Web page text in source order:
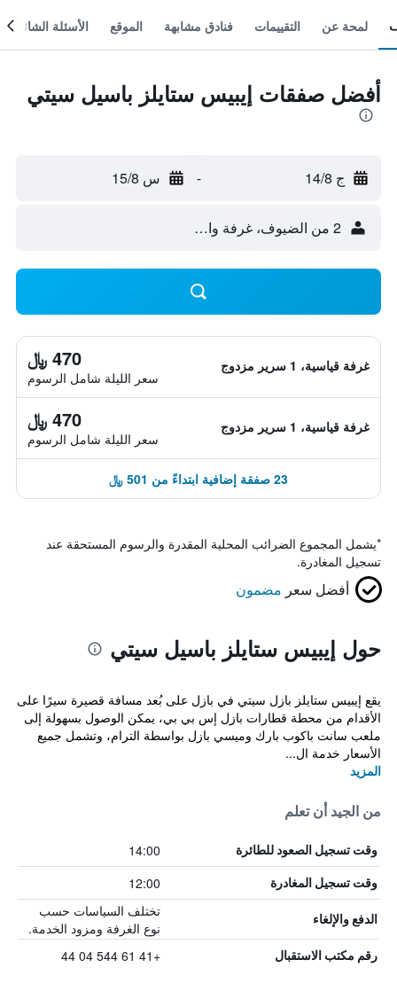
لمحة عن التقييمات فنادق مشابهة الموقع الأسئلة الشائعة
أفضل صفقات إيبيس ستايلز باسيل سيتي
ج 14/8 - س 15/8
2 من الضيوف، غرفة واحدة
غرفة قياسية، 1 سرير مزدوج 470 ﷼
سعر الليلة شامل الرسوم
غرفة قياسية، 1 سرير مزدوج 470 ﷼
سعر الليلة شامل الرسوم
23 صفقة إضافية ابتداءً من 501 ﷼
*يشمل المجموع الضرائب المحلية المقدرة والرسوم المستحقة عند
تسجيل المغادرة.
أفضل سعر مضمون
حول إيبيس ستايلز باسيل سيتي
يقع إيبيس ستايلز بازل سيتي في بازل على بُعد مسافة قصيرة سيرًا على
الأقدام من محطة قطارات بازل إس بي بي، يمكن الوصول بسهولة إلى
ملعب سانت باكوب بارك وميسي بازل بواسطة الترام، وتشمل جميع
الأسعار خدمة ال...
المزيد
من الجيد أن تعلم
وقت تسجيل الصعود للطائرة 14:00
وقت تسجيل المغادرة 12:00
الدفع والإلغاء
تختلف السياسات حسب
نوع الغرفة ومزود الخدمة.
رقم مكتب الاستقبال +41 61 544 04 44